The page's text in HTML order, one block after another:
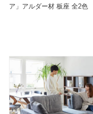
ア」アルダー材 板座 全2色